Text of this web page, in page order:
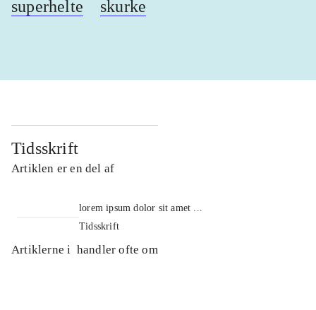
superhelte skurke
Tidsskrift
Artiklen er en del af
lorem ipsum dolor sit amet ...
Tidsskrift
Artiklerne i handler ofte om